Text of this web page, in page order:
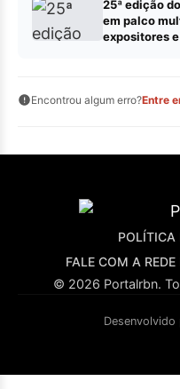
25ª edição
em palco
expositores
Encontrou algum erro?Entre
POLÍTICA
FALE COM A
© 2026 Portalrbn.
Desenvolvido